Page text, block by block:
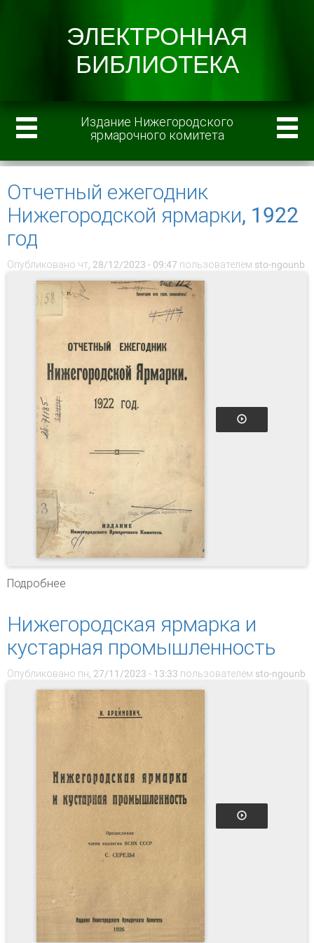
Издание Нижегородского
ярмарочного комитета
Отчетный ежегодник
Нижегородской ярмарки, 1922
год
Опубликовано чт, 28/12/2023 - 09:47 пользователем sto-ngounb
Подробнее
Нижегородская ярмарка и
кустарная промышленность
Опубликовано пн, 27/11/2023 - 13:33 пользователем sto-ngounb